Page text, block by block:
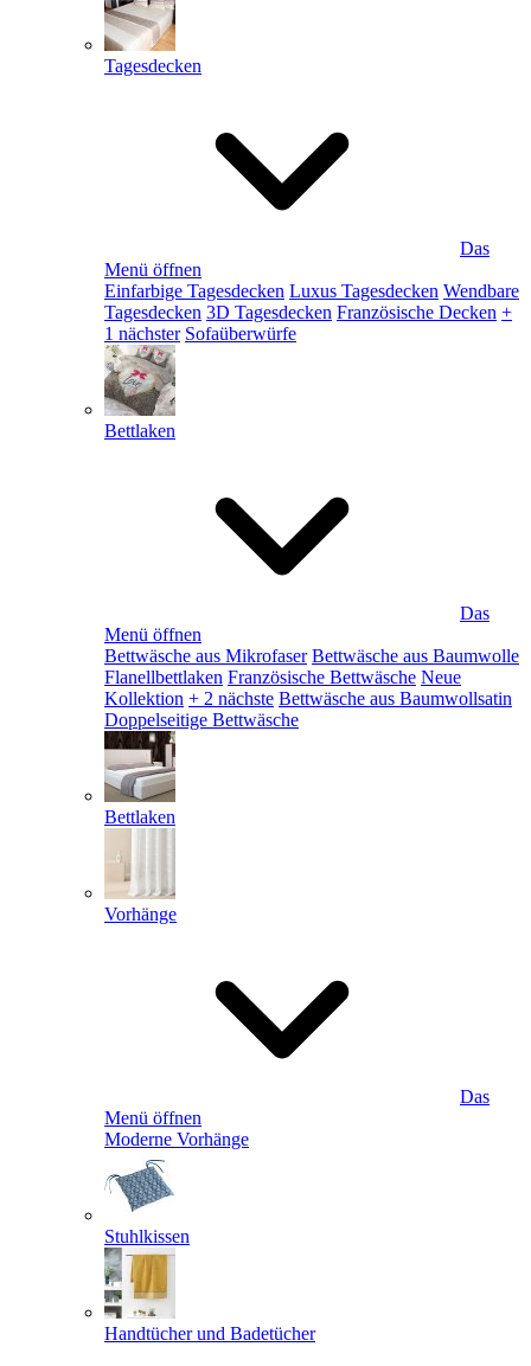
Tagesdecken
Das
Menü öffnen
Einfarbige Tagesdecken Luxus Tagesdecken Wendbare
Tagesdecken 3D Tagesdecken Französische Decken +
1 nächster Sofaüberwürfe
Bettlaken
Das
Menü öffnen
Bettwäsche aus Mikrofaser Bettwäsche aus Baumwolle
Flanellbettlaken Französische Bettwäsche Neue
Kollektion + 2 nächste Bettwäsche aus Baumwollsatin
Doppelseitige Bettwäsche
Bettlaken
Vorhänge
Das
Menü öffnen
Moderne Vorhänge
Stuhlkissen
Handtücher und Badetücher